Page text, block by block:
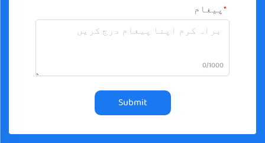
پیغام
0/1000
Submit